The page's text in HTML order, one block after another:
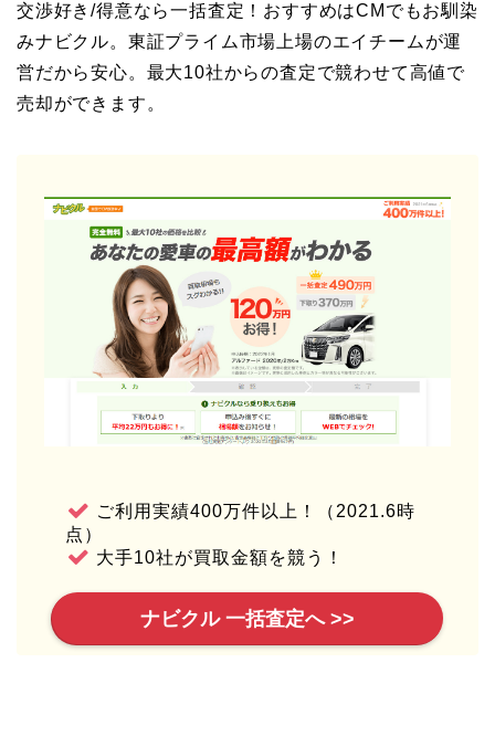
交渉好き/得意なら一括査定！おすすめはCMでもお馴染
みナビクル。東証プライム市場上場のエイチームが運
営だから安心。最大10社からの査定で競わせて高値で
売却ができます。
ご利用実績400万件以上！（2021.6時
点）
大手10社が買取金額を競う！
ナビクル 一括査定へ >>